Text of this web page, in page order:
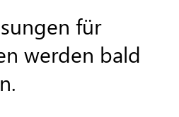
für
werden bald